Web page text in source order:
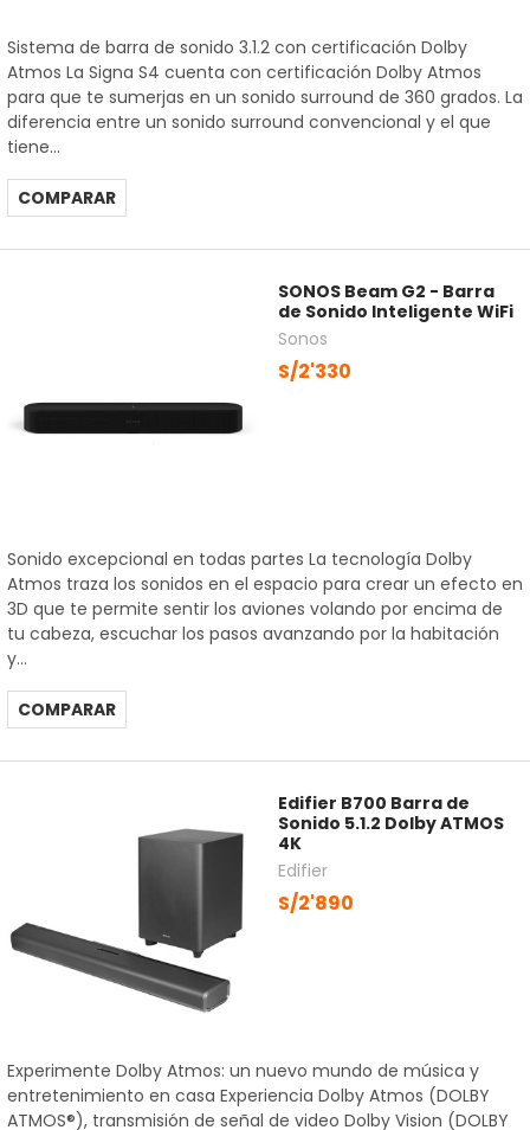
Sistema de barra de sonido 3.1.2 con certificación Dolby
Atmos La Signa S4 cuenta con certificación Dolby Atmos
para que te sumerjas en un sonido surround de 360 grados. La
diferencia entre un sonido surround convencional y el que
tiene...
COMPARAR
SONOS Beam G2 - Barra
de Sonido Inteligente WiFi
Sonos
S/2'330
Sonido excepcional en todas partes La tecnología Dolby
Atmos traza los sonidos en el espacio para crear un efecto en
3D que te permite sentir los aviones volando por encima de
tu cabeza, escuchar los pasos avanzando por la habitación
y...
COMPARAR
Edifier B700 Barra de
Sonido 5.1.2 Dolby ATMOS
4K
Edifier
S/2'890
Experimente Dolby Atmos: un nuevo mundo de música y
entretenimiento en casa Experiencia Dolby Atmos (DOLBY
ATMOS®), transmisión de señal de video Dolby Vision (DOLBY